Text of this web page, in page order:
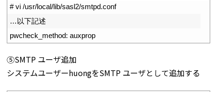
# vi /usr/local/lib/sasl2/smtpd.conf
…以下記述
pwcheck_method: auxprop
⑤SMTP ユーザ追加
システムユーザーhuongをSMTP ユーザとして追加する